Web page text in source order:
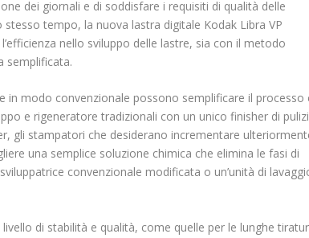
dei giornali e di soddisfare i requisiti di qualità delle
tempo, la nuova lastra digitale Kodak Libra VP
nello sviluppo delle lastre, sia con il metodo
semplificata.
in modo convenzionale possono semplificare il processo
e rigeneratore tradizionali con un unico finisher di
gli stampatori che desiderano incrementare
una semplice soluzione chimica che elimina le fasi di
convenzionale modificata o un’unità di
di stabilità e qualità, come quelle per le lunghe